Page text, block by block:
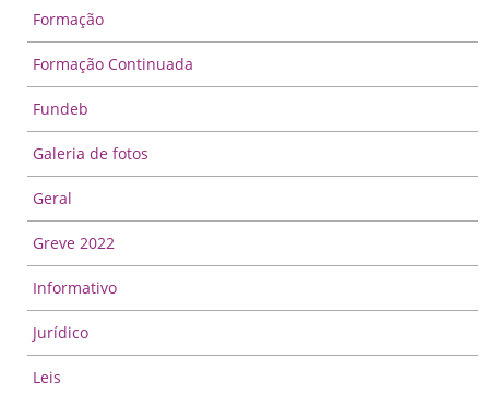
Formação
Formação Continuada
Fundeb
Galeria de fotos
Geral
Greve 2022
Informativo
Jurídico
Leis